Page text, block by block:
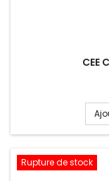
CEE
Rupture de stock